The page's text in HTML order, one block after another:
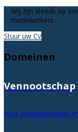
Wij zijn steeds op
medewerkers.
Stuur uw CV
Domeinen
Vennootschap
voor ondernemingen